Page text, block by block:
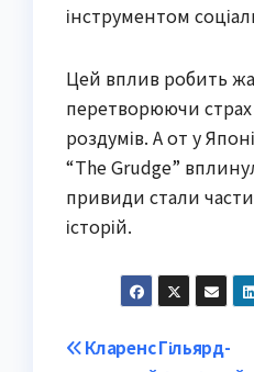
інструментом
Цей вплив робить
перетворюючи страх
роздумів. А от у
“The Grudge”
привиди стали
історій.
Post
Кларенс Гільярд-